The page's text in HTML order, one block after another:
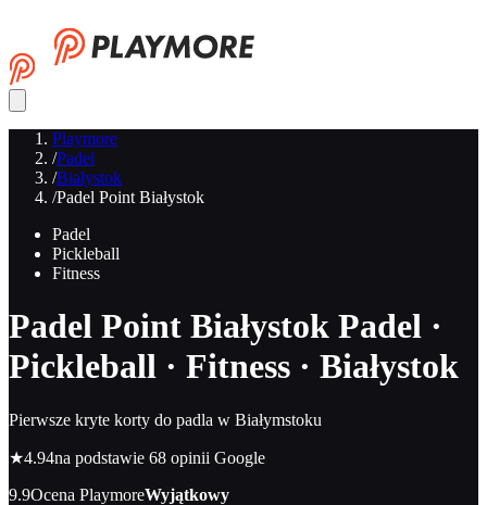
Playmore
/Padel
/Białystok
/Padel Point Białystok
Padel
Pickleball
Fitness
Padel Point Białystok Padel ·
Pickleball · Fitness · Białystok
Pierwsze kryte korty do padla w Białymstoku
★4.94na podstawie 68 opinii Google
9.9Ocena PlaymoreWyjątkowy